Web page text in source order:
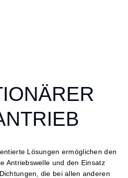
Lösungen ermöglichen den
Antriebswelle und den Einsatz
die bei allen anderen